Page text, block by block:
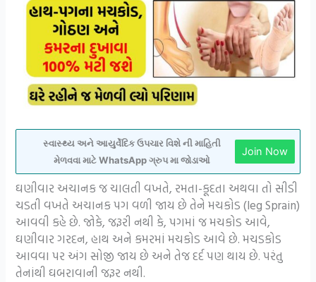
સ્વાસ્થ્ય અને આયુર્વેદિક ઉપચાર વિશે ની માહિતી
મેળવવા માટે WhatsApp ગ્રુપ મા જોડાઓ
Join Now
ઘણીવાર અચાનક જ ચાલતી વખતે, રમતા-કૂદતા અથવા તો સીડી
ચડતી વખતે અચાનક પગ વળી જાય છે તેને મચકોડ (leg Sprain)
આવવી કહે છે. જોકે, જરૂરી નથી કે, પગમાં જ મચકોડ આવે,
ઘણીવાર ગરદન, હાથ અને કમરમાં મચકોડ આવે છે. મચડકોડ
આવવા પર અંગ સોજી જાય છે અને તેજ દર્દ પણ થાય છે. પરંતુ
તેનાંથી ઘબરાવાની જરૂર નથી.